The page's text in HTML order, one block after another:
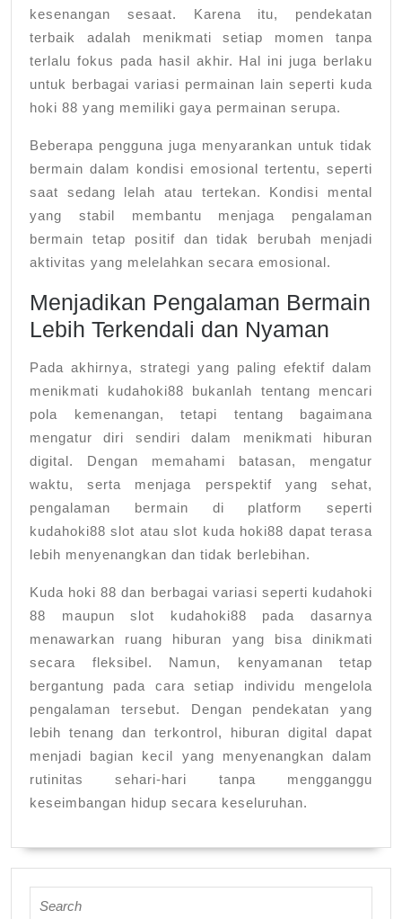
kesenangan sesaat. Karena itu, pendekatan
terbaik adalah menikmati setiap momen tanpa
terlalu fokus pada hasil akhir. Hal ini juga berlaku
untuk berbagai variasi permainan lain seperti kuda
hoki 88 yang memiliki gaya permainan serupa.
Beberapa pengguna juga menyarankan untuk tidak
bermain dalam kondisi emosional tertentu, seperti
saat sedang lelah atau tertekan. Kondisi mental
yang stabil membantu menjaga pengalaman
bermain tetap positif dan tidak berubah menjadi
aktivitas yang melelahkan secara emosional.
Menjadikan Pengalaman Bermain
Lebih Terkendali dan Nyaman
Pada akhirnya, strategi yang paling efektif dalam
menikmati kudahoki88 bukanlah tentang mencari
pola kemenangan, tetapi tentang bagaimana
mengatur diri sendiri dalam menikmati hiburan
digital. Dengan memahami batasan, mengatur
waktu, serta menjaga perspektif yang sehat,
pengalaman bermain di platform seperti
kudahoki88 slot atau slot kuda hoki88 dapat terasa
lebih menyenangkan dan tidak berlebihan.
Kuda hoki 88 dan berbagai variasi seperti kudahoki
88 maupun slot kudahoki88 pada dasarnya
menawarkan ruang hiburan yang bisa dinikmati
secara fleksibel. Namun, kenyamanan tetap
bergantung pada cara setiap individu mengelola
pengalaman tersebut. Dengan pendekatan yang
lebih tenang dan terkontrol, hiburan digital dapat
menjadi bagian kecil yang menyenangkan dalam
rutinitas sehari-hari tanpa mengganggu
keseimbangan hidup secara keseluruhan.
for: